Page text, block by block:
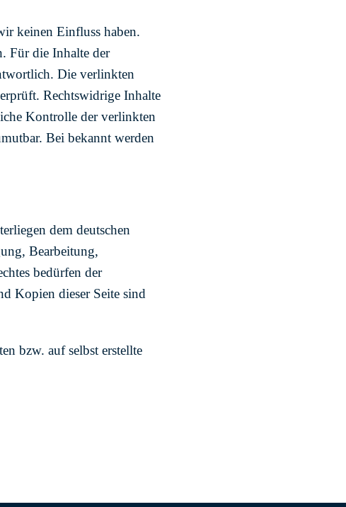
keinen Einfluss haben.
Für die Inhalte der
Die verlinkten
Rechtswidrige Inhalte
Kontrolle der verlinkten
Bei bekannt werden
dem deutschen
Bearbeitung,
bedürfen der
Kopien dieser Seite sind
bzw. auf selbst erstellte